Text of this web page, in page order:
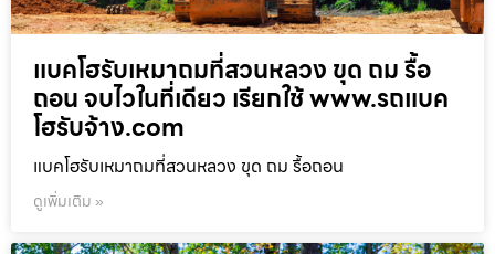
แบคโฮรับเหมาถมที่สวนหลวง ขุด ถม รื้อ
ถอน จบไวในที่เดียว เรียกใช้ www.รถแบค
โฮรับจ้าง.com
แบคโฮรับเหมาถมที่สวนหลวง ขุด ถม รื้อถอน
ดูเพิ่มเติม »